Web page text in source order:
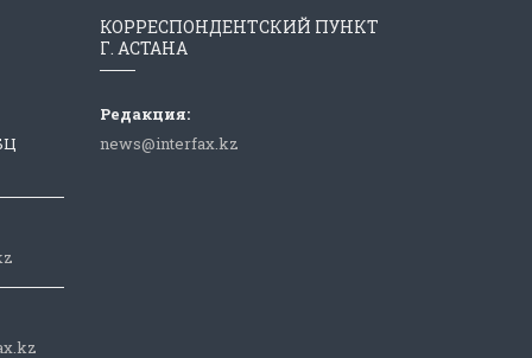
КОРРЕСПОНДЕНТСКИЙ ПУНКТ
Г. АСТАНА
Редакция:
news@interfax.kz